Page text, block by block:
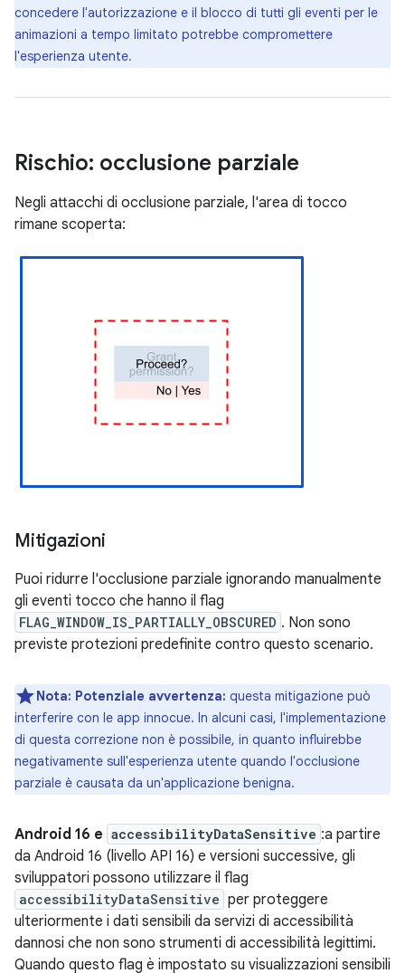
concedere l'autorizzazione e il blocco di tutti gli eventi per le
animazioni a tempo limitato potrebbe compromettere
l'esperienza utente.
Rischio: occlusione parziale
Negli attacchi di occlusione parziale, l'area di tocco
rimane scoperta:
Mitigazioni
Puoi ridurre l'occlusione parziale ignorando manualmente
gli eventi tocco che hanno il flag
FLAG_WINDOW_IS_PARTIALLY_OBSCURED . Non sono
previste protezioni predefinite contro questo scenario.
Nota: Potenziale avvertenza: questa mitigazione può
interferire con le app innocue. In alcuni casi, l'implementazione
di questa correzione non è possibile, in quanto influirebbe
negativamente sull'esperienza utente quando l'occlusione
parziale è causata da un'applicazione benigna.
Android 16 e accessibilityDataSensitive :a partire
da Android 16 (livello API 16) e versioni successive, gli
sviluppatori possono utilizzare il flag
accessibilityDataSensitive per proteggere
ulteriormente i dati sensibili da servizi di accessibilità
dannosi che non sono strumenti di accessibilità legittimi.
Quando questo flag è impostato su visualizzazioni sensibili